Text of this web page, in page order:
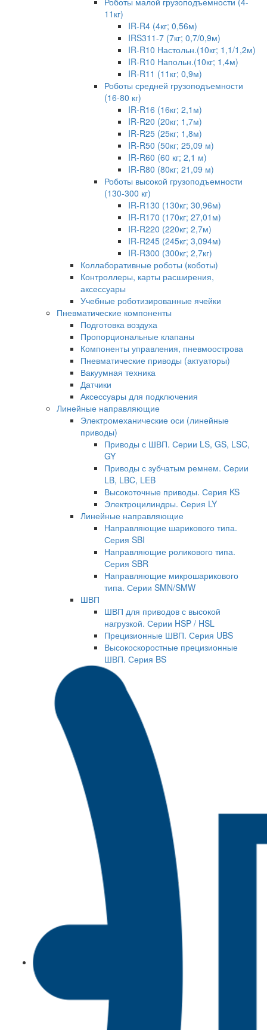
11кг)
IR-R4 (4кг; 0,56м)
IRS311-7 (7кг; 0,7/0,9м)
IR-R10 Настольн.(10кг; 1,1/1,2м)
IR-R10 Напольн.(10кг; 1,4м)
IR-R11 (11кг; 0,9м)
Роботы средней грузоподъемности
(16-80 кг)
IR-R16 (16кг; 2,1м)
IR-R20 (20кг; 1,7м)
IR-R25 (25кг; 1,8м)
IR-R50 (50кг; 25,09 м)
IR-R60 (60 кг; 2,1 м)
IR-R80 (80кг; 21,09 м)
Роботы высокой грузоподъемности
(130-300 кг)
IR-R130 (130кг; 30,96м)
IR-R170 (170кг; 27,01м)
IR-R220 (220кг; 2,7м)
IR-R245 (245кг; 3,094м)
IR-R300 (300кг; 2,7кг)
Коллаборативные роботы (коботы)
Контроллеры, карты расширения,
аксессуары
Учебные роботизированные ячейки
Пневматические компоненты
Подготовка воздуха
Пропорциональные клапаны
Компоненты управления, пневмоострова
Пневматические приводы (актуаторы)
Вакуумная техника
Датчики
Аксессуары для подключения
Линейные направляющие
Электромеханические оси (линейные
приводы)
Приводы с ШВП. Серии LS, GS, LSC,
GY
Приводы с зубчатым ремнем. Серии
LB, LBC, LEB
Высокоточные приводы. Серия KS
Электроцилиндры. Серия LY
Линейные направляющие
Направляющие шарикового типа.
Серия SBI
Направляющие роликового типа.
Серия SBR
Направляющие микрошарикового
типа. Серии SMN/SMW
ШВП
ШВП для приводов с высокой
нагрузкой. Серии HSP / HSL
Прецизионные ШВП. Серия UBS
Высокоскоростные прецизионные
ШВП. Серия BS